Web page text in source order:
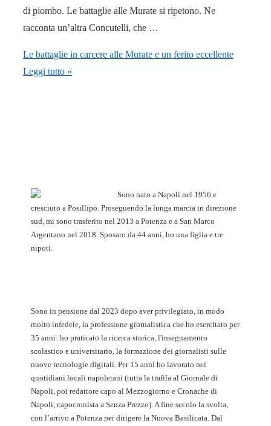
di piombo. Le battaglie alle Murate si ripetono. Ne
racconta un’altra Concutelli, che …
Le battaglie in carcere alle Murate e un ferito eccellente
Leggi tutto »
Sono nato a Napoli nel 1956 e
cresciuto a Posillipo. Proseguendo la lunga marcia in direzione
sud, mi sono trasferito nel 2013 a Potenza e a San Marco
Argentano nel 2018. Sposato da 44 anni, ho una figlia e tre
nipoti.
Sono in pensione dal 2023 dopo aver privilegiato, in modo
molto infedele, la professione giornalistica che ho esercitato per
35 anni: ho praticato la ricerca storica, l'insegnamento
scolastico e universitario, la formazione dei giornalisti sulle
nuove tecnologie digitali. Per 15 anni ho lavorato nei
quotidiani locali napoletani (tutta la trafila al Giornale di
Napoli, poi redattore capo al Mezzogiorno e Cronache di
Napoli, capocronista a Senza Prezzo). A fine secolo la svolta,
con l’arrivo a Potenza per dirigere la Nuova Basilicata. Dal